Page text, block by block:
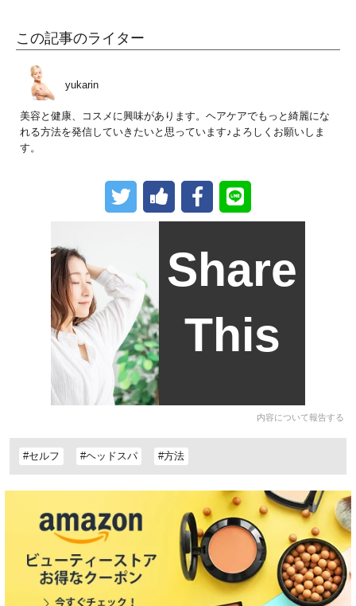
この記事のライター
yukarin
美容と健康、コスメに興味があります。ヘアケアでもっと綺麗にな
れる方法を発信していきたいと思っています♪よろしくお願いしま
す。
Share
This
内容について報告する
#セルフ #ヘッドスパ #方法